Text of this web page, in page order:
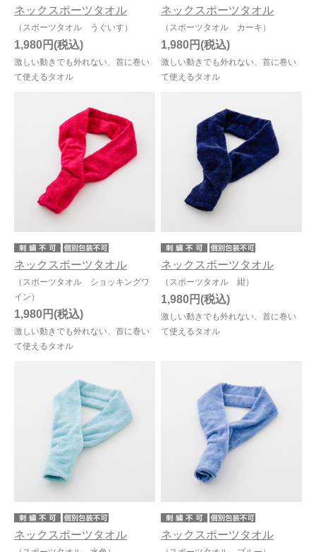
ネックスポーツタオル
（スポーツタオル うぐいす）
激しい動きでも外れない、首に巻い
て使えるタオル
1,980円
ネックスポーツタオル
（スポーツタオル カーキ）
激しい動きでも外れない、首に巻い
て使えるタオル
1,980円
ネックスポーツタオル
（スポーツタオル ショッキングワ
イン）
激しい動きでも外れない、首に巻い
て使えるタオル
1,980円
ネックスポーツタオル
（スポーツタオル 紺）
激しい動きでも外れない、首に巻い
て使えるタオル
1,980円
ネックスポーツタオル ネックスポーツタオル